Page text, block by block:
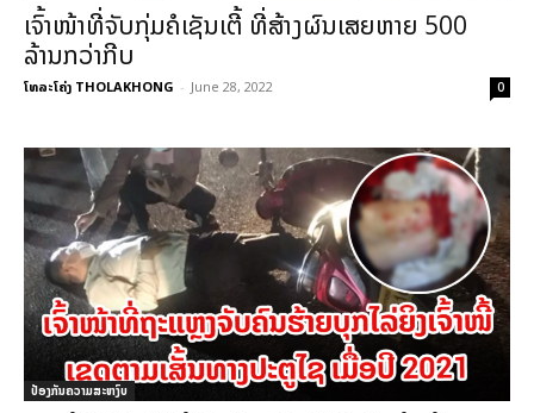
ເຈົ້າໜ້າທີ່ຈັບກຸ່ມຄໍເຊັນເຕີ້ ທີ່ສ້າງຜົນເສຍຫາຍ 500
ລ້ານກວ່າກີບ
ໂທລະໂຄ່ງ THOLAKHONG - June 28, 2022 0
ປ້ອງກັນຄວາມສະຫງົບ